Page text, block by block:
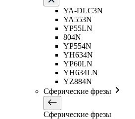
YA-DLC3N
YA553N
YP55LN
804N
YP554N
YH634N
YP60LN
YH634LN
YZ884N
Сферические фрезы
Сферические фрезы